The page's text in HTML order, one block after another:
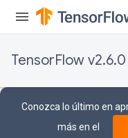
TensorFlow v2.6.0
Conozca lo último en
más en el